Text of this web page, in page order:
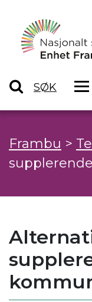
SØK
Frambu >